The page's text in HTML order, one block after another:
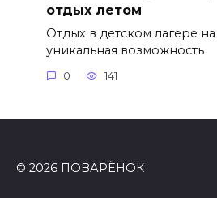
отдых летом
Отдых в детском лагере
уникальная возможность
0 141
© 2026 ПОВАРЁНОК